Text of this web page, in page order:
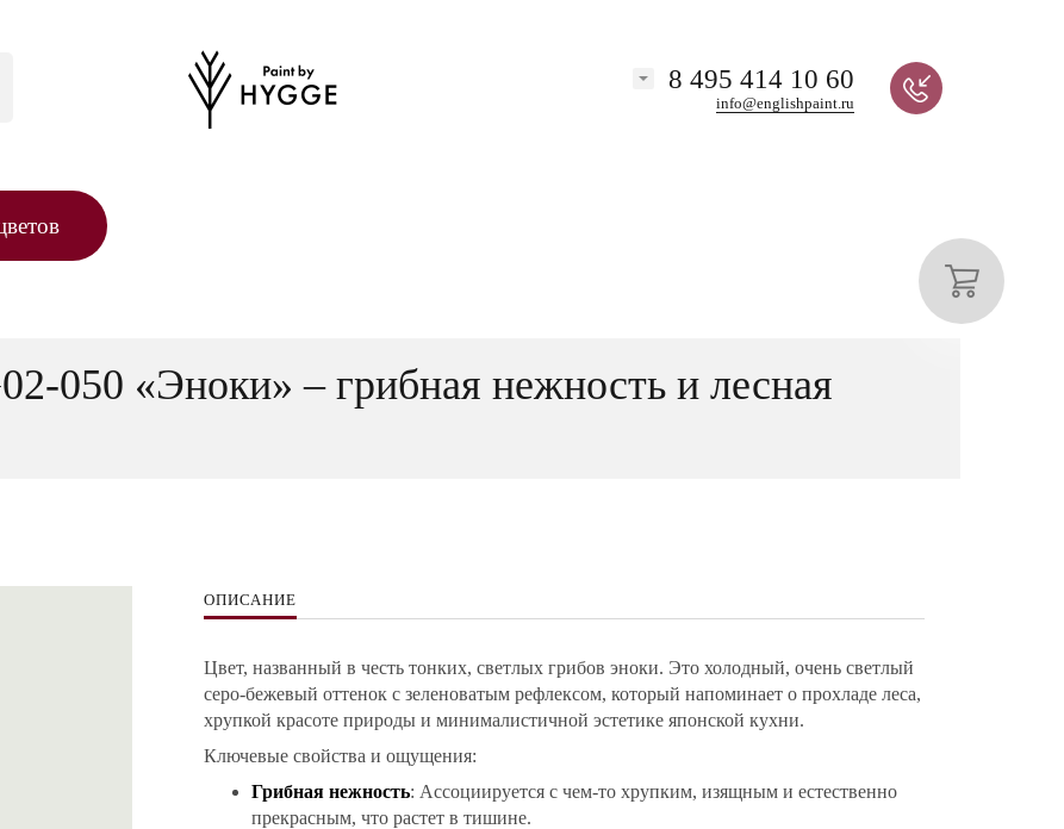
8 495 414 10 60
info@englishpaint.ru
050 «Эноки» – грибная нежность и лесная
ОПИСАНИЕ
Цвет, названный в честь тонких, светлых грибов эноки. Это холодный, очень светлый
серо-бежевый оттенок с зеленоватым рефлексом, который напоминает о прохладе леса,
хрупкой красоте природы и минималистичной эстетике японской кухни.
Ключевые свойства и ощущения:
Грибная нежность: Ассоциируется с чем-то хрупким, изящным и естественно
прекрасным, что растет в тишине.